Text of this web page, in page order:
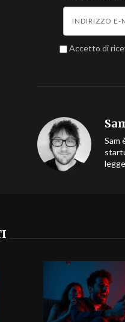
Accetto di
Sam